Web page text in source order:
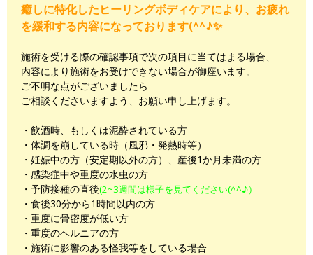
癒しに特化したヒーリングボディケアにより、お疲れ
を緩和する内容になっております(^^♪✨
施術を受ける際の確認事項で次の項目に当てはまる場合、
内容により施術をお受けできない場合が御座います。
ご不明な点がございましたら
ご相談くださいますよう、お願い申し上げます。
・飲酒時、もしくは泥酔されている方
・体調を崩している時（風邪・発熱時等）
・妊娠中の方（安定期以外の方）、産後1か月未満の方
・感染症中や重度の水虫の方
・予防接種の直後(2~3週間は様子を見てください(^^♪）
・食後30分から1時間以内の方
・重度に骨密度が低い方
・重度のヘルニアの方
・施術に影響のある怪我等をしている場合